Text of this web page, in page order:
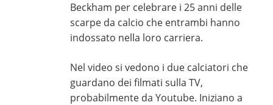
Beckham per celebrare i 25 anni delle
scarpe da calcio che entrambi hanno
indossato nella loro carriera.
Nel video si vedono i due calciatori che
guardano dei filmati sulla TV,
probabilmente da Youtube. Iniziano a